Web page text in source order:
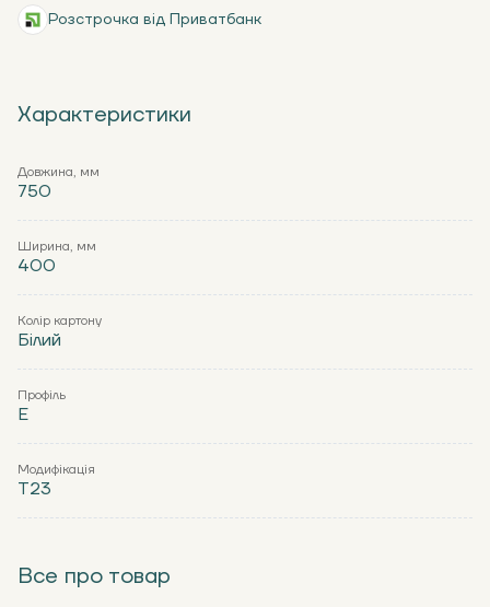
Характеристики
Довжина, мм
750
Ширина, мм
400
Колір картону
Білий
Профіль
Е
Модифікація
Т23
Все про товар
Розстрочка від Приватбанк